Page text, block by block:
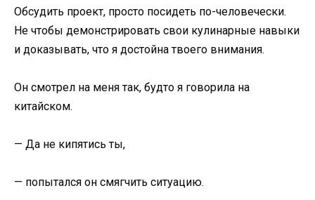
Обсудить проект, просто посидеть по-человечески.
Не чтобы демонстрировать свои кулинарные навыки
и доказывать, что я достойна твоего внимания.
Он смотрел на меня так, будто я говорила на
китайском.
— Да не кипятись ты,
— попытался он смягчить ситуацию.